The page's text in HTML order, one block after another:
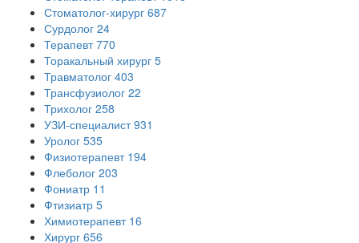
Стоматолог-хирург 687
Сурдолог 24
Терапевт 770
Торакальный хирург 5
Травматолог 403
Трансфузиолог 22
Трихолог 258
УЗИ-специалист 931
Уролог 535
Физиотерапевт 194
Флеболог 203
Фониатр 11
Фтизиатр 5
Химиотерапевт 16
Хирург 656